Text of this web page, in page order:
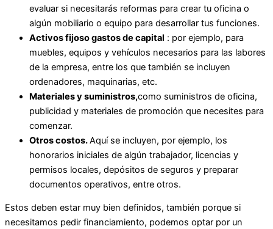
evaluar si necesitarás reformas para crear tu oficina o
algún mobiliario o equipo para desarrollar tus funciones.
Activos fijoso gastos de capital : por ejemplo, para
muebles, equipos y vehículos necesarios para las labores
de la empresa, entre los que también se incluyen
ordenadores, maquinarias, etc.
Materiales y suministros,como suministros de oficina,
publicidad y materiales de promoción que necesites para
comenzar.
Otros costos.Aquí se incluyen, por ejemplo, los
honorarios iniciales de algún trabajador, licencias y
permisos locales, depósitos de seguros y preparar
documentos operativos, entre otros.
Estos deben estar muy bien definidos, también porque si
necesitamos pedir financiamiento, podemos optar por un